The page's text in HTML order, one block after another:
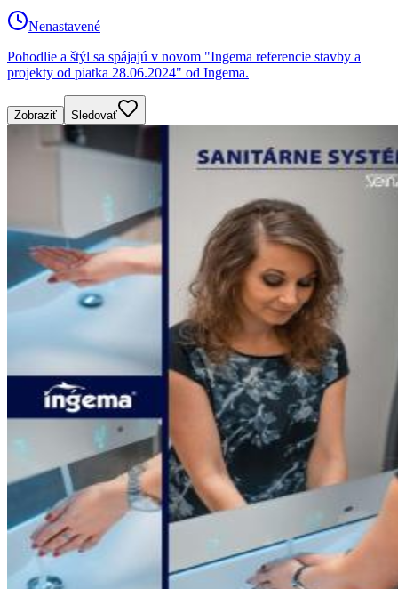
Nenastavené
Pohodlie a štýl sa spájajú v novom "Ingema referencie stavby a
projekty od piatka 28.06.2024" od Ingema.
Zobraziť Sledovať